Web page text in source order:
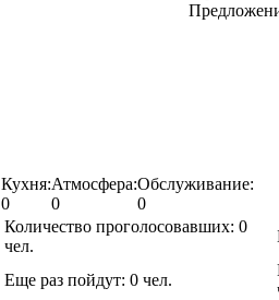
Кухня:
0
Атмосфера:
0
Обслуживание:
0
Количество проголосовавших: 0
чел.
Еще раз пойдут: 0 чел.